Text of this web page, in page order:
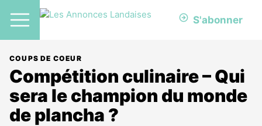
S'abonner
COUPS DE COEUR
Compétition culinaire – Qui
sera le champion du monde
de plancha ?